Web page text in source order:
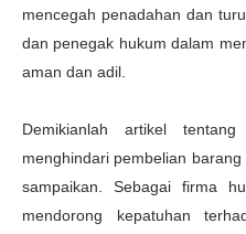
mencegah penadahan dan
dan penegak hukum dalam
aman dan adil.
Demikianlah artikel
menghindari pembelian
sampaikan. Sebagai firma
mendorong kepatuhan